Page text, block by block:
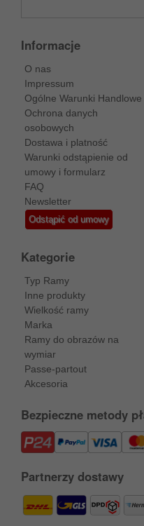
Informacje
O nas
Impressum
Ogólne Warunki Handlowe
Ochrona danych
osobowych
Dostawa i platność
Warunki odstąpienie od
umowy i formularz
FAQ
Newsletter
Odstąpić od umowy
Kategorie
Typ Ramy
Inne produkty
Wielkość ramy
Marka
Ramy do obrazów na
wymiar
Passe-partout
Akcesoria
Bezpieczne metody
Partnerzy dostawy